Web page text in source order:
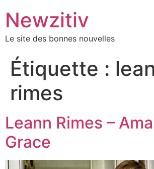
Newzitiv
Le site des bonnes nouvelles
Étiquette :
rimes
Leann Rimes –
Grace